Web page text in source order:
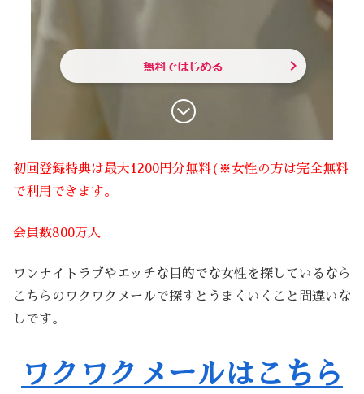
初回登録特典は最大1200円分無料(※女性の方は完全無料
で利用できます。
会員数800万人
ワンナイトラブやエッチな目的でな女性を探しているなら
こちらのワクワクメールで探すとうまくいくこと間違いな
しです。
ワクワクメールはこちら